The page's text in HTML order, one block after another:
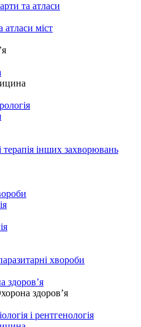
та атласи
атласи міст
терапія інших захворювань
хвороби
здоров’я
здоров’я
і рентгенологія